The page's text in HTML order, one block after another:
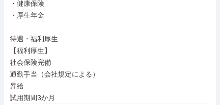
・健康保険
・厚生年金
待遇・福利厚生
【福利厚生】
社会保険完備
通勤手当（会社規定による）
昇給
試用期間3か月